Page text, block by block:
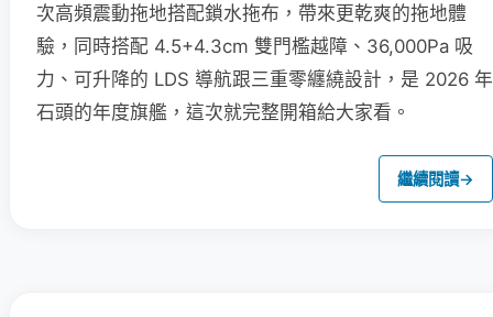
次高頻震動拖地搭配鎖水拖布，帶來更乾爽的拖地體
驗，同時搭配 4.5+4.3cm 雙門檻越障、36,000Pa 吸
力、可升降的 LDS 導航跟三重零纏繞設計，是 2026 年
石頭的年度旗艦，這次就完整開箱給大家看。
繼續閱讀→